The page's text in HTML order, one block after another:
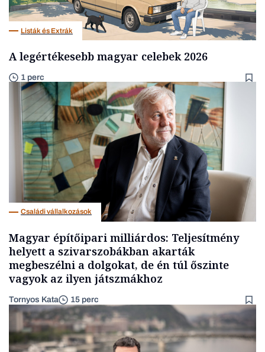
Listák és Extrák
A legértékesebb magyar celebek 2026
1 perc
Családi vállalkozások
Magyar építőipari milliárdos: Teljesítmény
helyett a szivarszobákban akarták
megbeszélni a dolgokat, de én túl őszinte
vagyok az ilyen játszmákhoz
Tornyos Kata 15 perc